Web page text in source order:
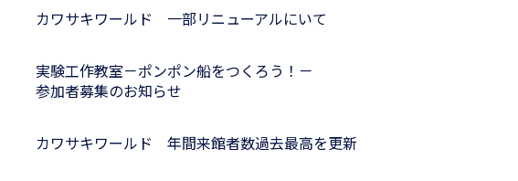
カワサキワールド 一部リニューアルにいて
実験工作教室－ポンポン船をつくろう！－
参加者募集のお知らせ
カワサキワールド 年間来館者数過去最高を更新